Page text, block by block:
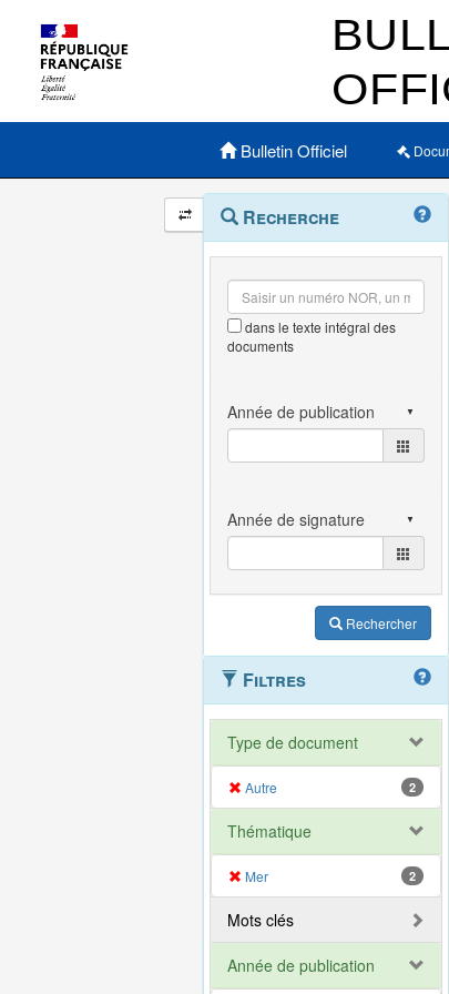
Menu principal
Bulletin Officiel
Navigation
et
outils
annexes
Menu
contextuel
Recherche
dans le texte intégral des
documents
Rechercher
Filtres
Type de document
Autre 2
Thématique
Mer 2
Mots clés
Année de publication